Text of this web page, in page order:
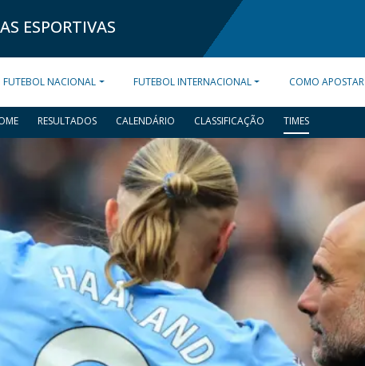
ESPORTIVAS
FUTEBOL NACIONAL FUTEBOL INTERNACIONAL COMO APOSTAR
RESULTADOS CALENDÁRIO CLASSIFICAÇÃO TIMES